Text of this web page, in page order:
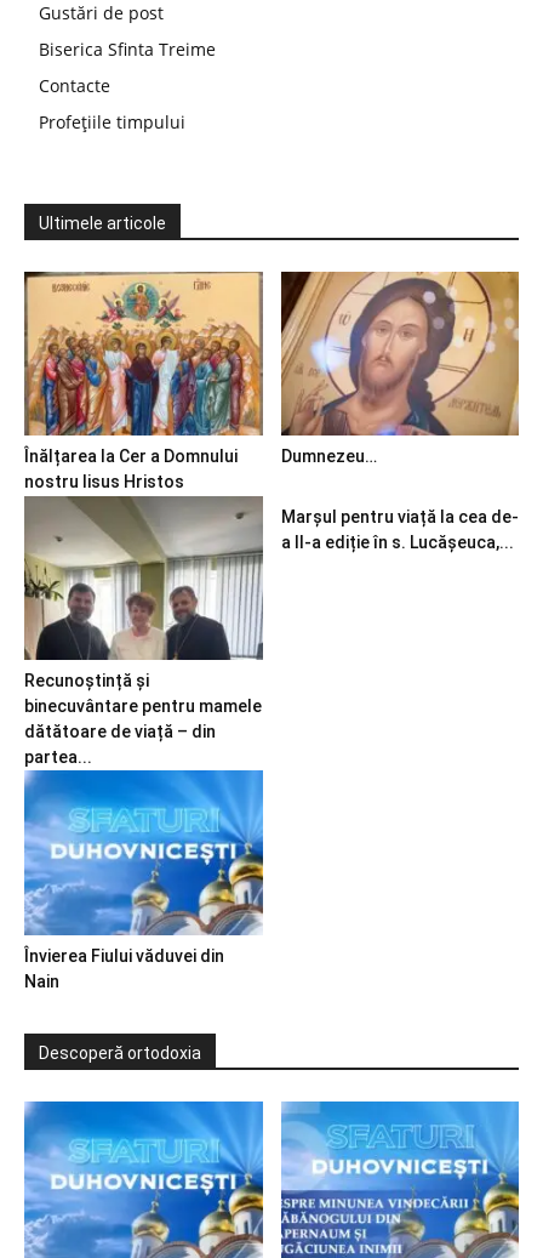
Gustări de post
Biserica Sfinta Treime
Contacte
Profețiile timpului
Ultimele articole
Înălțarea la Cer a Domnului
nostru Iisus Hristos
Dumnezeu…
Recunoștință și
binecuvântare pentru mamele
dătătoare de viață – din
partea...
Marșul pentru viață la cea de-
a II-a ediție în s. Lucășeuca,...
Învierea Fiului văduvei din
Nain
Descoperă ortodoxia